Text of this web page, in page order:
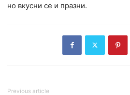
но вкусни се и празни.
Previous article